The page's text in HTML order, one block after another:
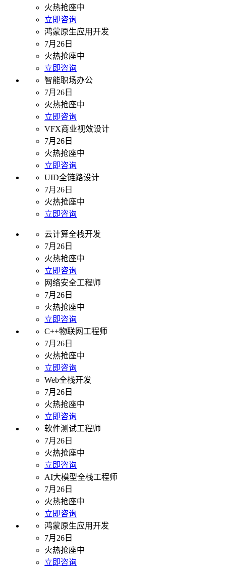
火热抢座中
立即咨询
鸿蒙原生应用开发
7月26日
火热抢座中
立即咨询
智能职场办公
7月26日
火热抢座中
立即咨询
VFX商业视效设计
7月26日
火热抢座中
立即咨询
UID全链路设计
7月26日
火热抢座中
立即咨询
云计算全栈开发
7月26日
火热抢座中
立即咨询
网络安全工程师
7月26日
火热抢座中
立即咨询
C++物联网工程师
7月26日
火热抢座中
立即咨询
Web全栈开发
7月26日
火热抢座中
立即咨询
软件测试工程师
7月26日
火热抢座中
立即咨询
AI大模型全栈工程师
7月26日
火热抢座中
立即咨询
鸿蒙原生应用开发
7月26日
火热抢座中
立即咨询